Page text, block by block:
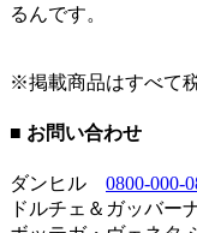
るんです。
※掲載商品はすべて
■ お問い合わせ
ダンヒル 0800-000-
ドルチェ＆ガッバー